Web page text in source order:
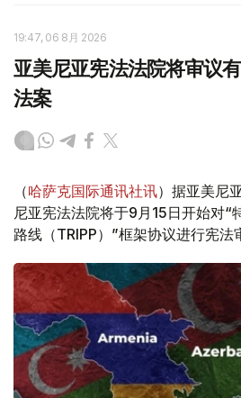
19:47, 06 8月 2026
亚美尼亚宪法法院将审议
法案
（哈萨克国际通讯社讯）据亚美尼
尼亚宪法法院将于9月15日开始对“
路线（TRIPP）”框架协议进行宪法